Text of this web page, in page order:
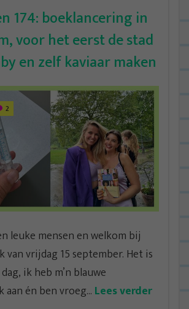
174: boeklancering in
voor het eerst de stad
en zelf kaviaar maken
2
leuke mensen en welkom bij
van vrijdag 15 september. Het is
ik heb m’n blauwe
én ben vroeg... Lees verder